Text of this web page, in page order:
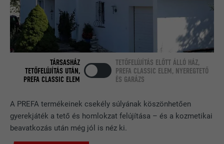
A PREFA termékeinek csekély súlyának köszönhetően
gyerekjáték a tető és homlokzat felújítása – és a kozmetikai
beavatkozás után még jól is néz ki.
TÁRSASHÁZ
TETŐFELÚJÍTÁS UTÁN,
PREFA CLASSIC ELEM
TETŐFELÚJÍTÁS ELŐTT ÁLLÓ HÁZ,
PREFA CLASSIC ELEM, NYEREGTETŐ
ÉS GARÁZS
beágyazott nyomonkövetési ablakot
tartalmaz.
NÉV bcookie
SZOLGÁLTATÓ LinkedIn
CÉL
A LinkedIn közösségi hálózati
szolgáltatás használja, célja a